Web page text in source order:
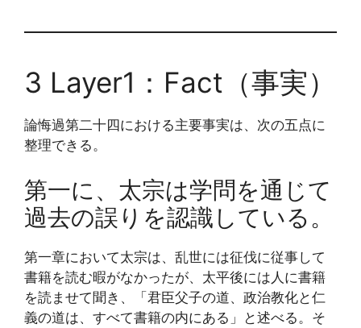
3 Layer1：Fact（事実）
論悔過第二十四における主要事実は、次の五点に
整理できる。
第一に、太宗は学問を通じて
過去の誤りを認識している。
第一章において太宗は、乱世には征伐に従事して
書籍を読む暇がなかったが、太平後には人に書籍
を読ませて聞き、「君臣父子の道、政治教化と仁
義の道は、すべて書籍の内にある」と述べる。そ